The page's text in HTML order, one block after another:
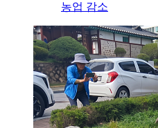
농업 감소